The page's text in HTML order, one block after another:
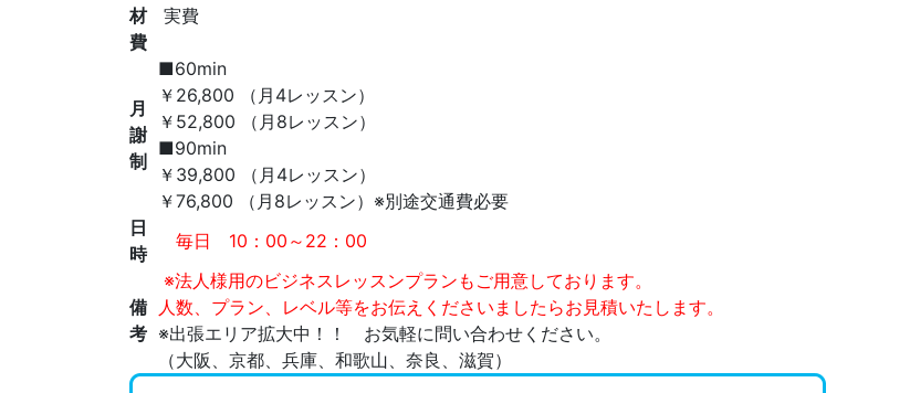
材
費
実費
月
謝
制
■60min
￥26,800 （月4レッスン）
￥52,800 （月8レッスン）
■90min
￥39,800 （月4レッスン）
￥76,800 （月8レッスン）※別途交通費必要
日
時
毎日 10：00～22：00
備
考
※法人様用のビジネスレッスンプランもご用意しております。
人数、プラン、レベル等をお伝えくださいましたらお見積いたします。
※出張エリア拡大中！！ お気軽に問い合わせください。
（大阪、京都、兵庫、和歌山、奈良、滋賀）